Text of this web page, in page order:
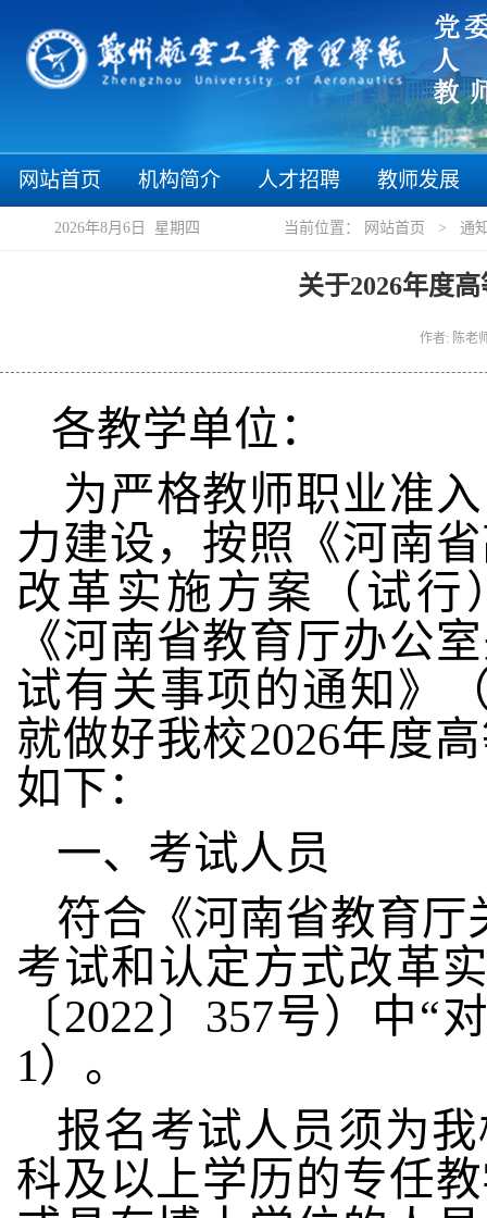
“郑”等你来 “
网站首页 机构简介 人才招聘 教师发展
2026年8月6日 星期四 当前位置： 网站首页 > 通
关于2026年度
作者: 陈老
各教学单位 ：
为严格教师职业准
力建设， 按照《河南
改革实施方案（试行
《河南省教育厅办公
试有关事项的通知》
就做好我校2026年度
如下：
一、考试人员
符合《河南省教育厅
考试和认定方式改革
〔2022〕357号）中“
1） 。
报名考试人员须为
科及以上学历的专任